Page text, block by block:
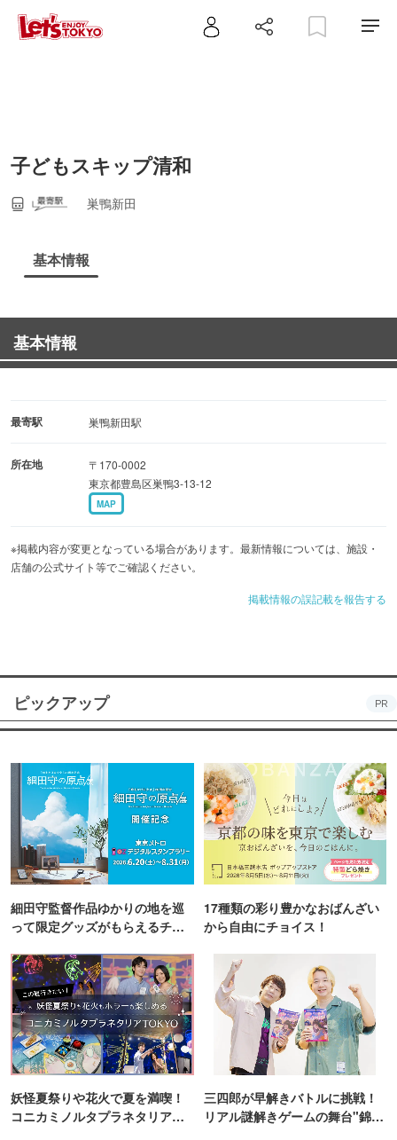
子どもスキップ清和
巣鴨新田
基本情報
基本情報
最寄駅 巣鴨新田駅
所在地
〒170-0002
東京都豊島区巣鴨3-13-12
MAP
※掲載内容が変更となっている場合があります。最新情報については、施設・
店舗の公式サイト等でご確認ください。
掲載情報の誤記載を報告する
ピックアップ PR
細田守監督作品ゆかりの地を巡
って限定グッズがもらえるチャ
17種類の彩り豊かなおばんざい
から自由にチョイス！
妖怪夏祭りや花火で夏を満喫！
コニカミノルタプラネタリア
三四郎が早解きバトルに挑戦！
リアル謎解きゲームの舞台"錦糸